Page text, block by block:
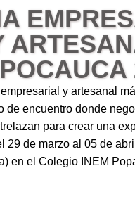
y artesanal
de encuentro donde
para crear una
29 de marzo al 05 de
en el Colegio INEM